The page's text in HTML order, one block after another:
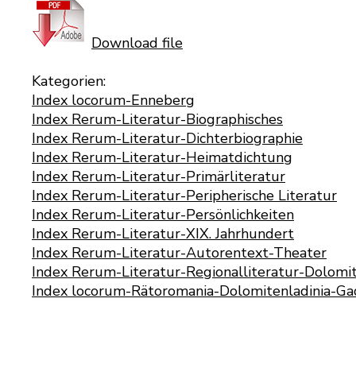
Download file
Kategorien:
Index locorum-Enneberg
Index Rerum-Literatur-Biographisches
Index Rerum-Literatur-Dichterbiographie
Index Rerum-Literatur-Heimatdichtung
Index Rerum-Literatur-Primärliteratur
Index Rerum-Literatur-Peripherische Literatur
Index Rerum-Literatur-Persönlichkeiten
Index Rerum-Literatur-XIX. Jahrhundert
Index Rerum-Literatur-Autorentext-Theater
Index Rerum-Literatur-Regionalliteratur-
Index locorum-Rätoromania-Dolomitenladinia-